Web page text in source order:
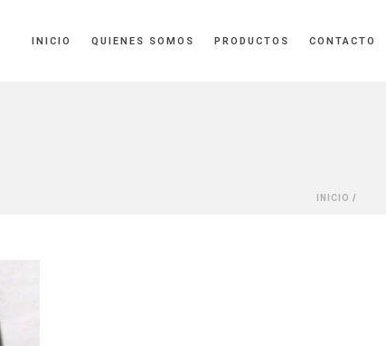
INICIO QUIENES SOMOS PRODUCTOS CONTACTO
INICIO /